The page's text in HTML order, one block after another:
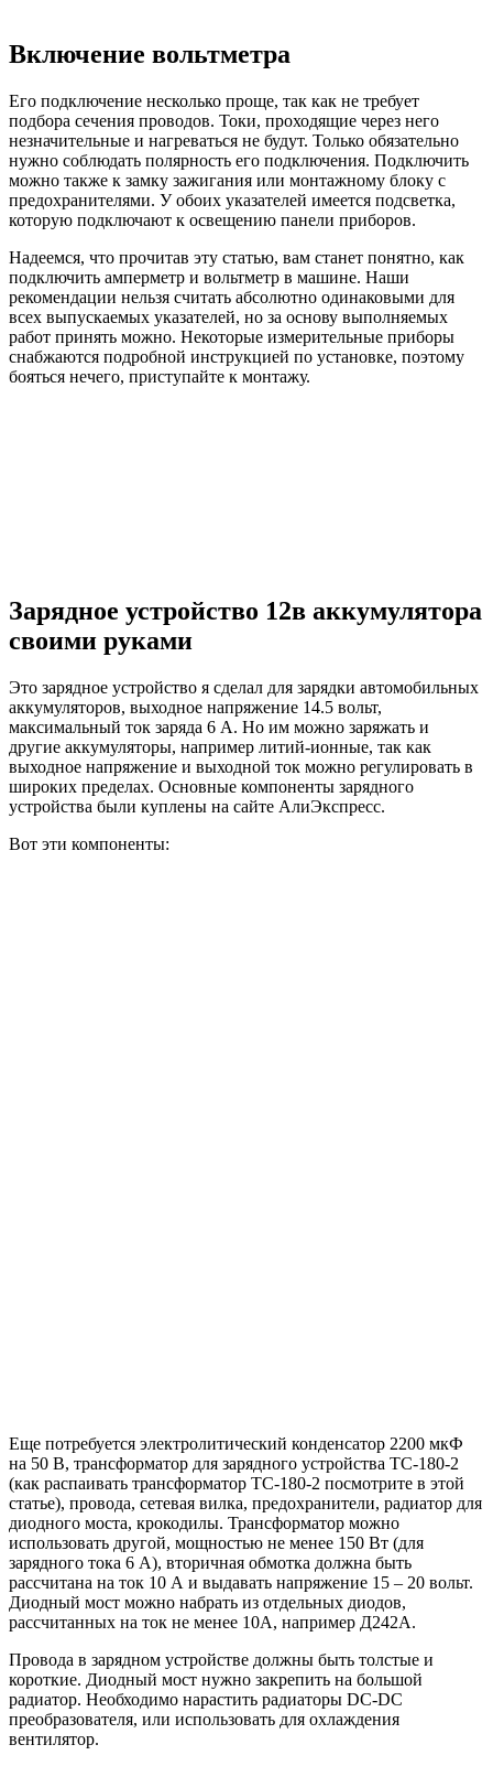
Включение вольтметра
Его подключение несколько проще, так как не требует
подбора сечения проводов. Токи, проходящие через него
незначительные и нагреваться не будут. Только обязательно
нужно соблюдать полярность его подключения. Подключить
можно также к замку зажигания или монтажному блоку с
предохранителями. У обоих указателей имеется подсветка,
которую подключают к освещению панели приборов.
Надеемся, что прочитав эту статью, вам станет понятно, как
подключить амперметр и вольтметр в машине. Наши
рекомендации нельзя считать абсолютно одинаковыми для
всех выпускаемых указателей, но за основу выполняемых
работ принять можно. Некоторые измерительные приборы
снабжаются подробной инструкцией по установке, поэтому
бояться нечего, приступайте к монтажу.
Зарядное устройство 12в аккумулятора
своими руками
Это зарядное устройство я сделал для зарядки автомобильных
аккумуляторов, выходное напряжение 14.5 вольт,
максимальный ток заряда 6 А. Но им можно заряжать и
другие аккумуляторы, например литий-ионные, так как
выходное напряжение и выходной ток можно регулировать в
широких пределах. Основные компоненты зарядного
устройства были куплены на сайте АлиЭкспресс.
Вот эти компоненты:
Еще потребуется электролитический конденсатор 2200 мкФ
на 50 В, трансформатор для зарядного устройства ТС-180-2
(как распаивать трансформатор ТС-180-2 посмотрите в этой
статье), провода, сетевая вилка, предохранители, радиатор для
диодного моста, крокодилы. Трансформатор можно
использовать другой, мощностью не менее 150 Вт (для
зарядного тока 6 А), вторичная обмотка должна быть
рассчитана на ток 10 А и выдавать напряжение 15 – 20 вольт.
Диодный мост можно набрать из отдельных диодов,
рассчитанных на ток не менее 10А, например Д242А.
Провода в зарядном устройстве должны быть толстые и
короткие. Диодный мост нужно закрепить на большой
радиатор. Необходимо нарастить радиаторы DC-DC
преобразователя, или использовать для охлаждения
вентилятор.